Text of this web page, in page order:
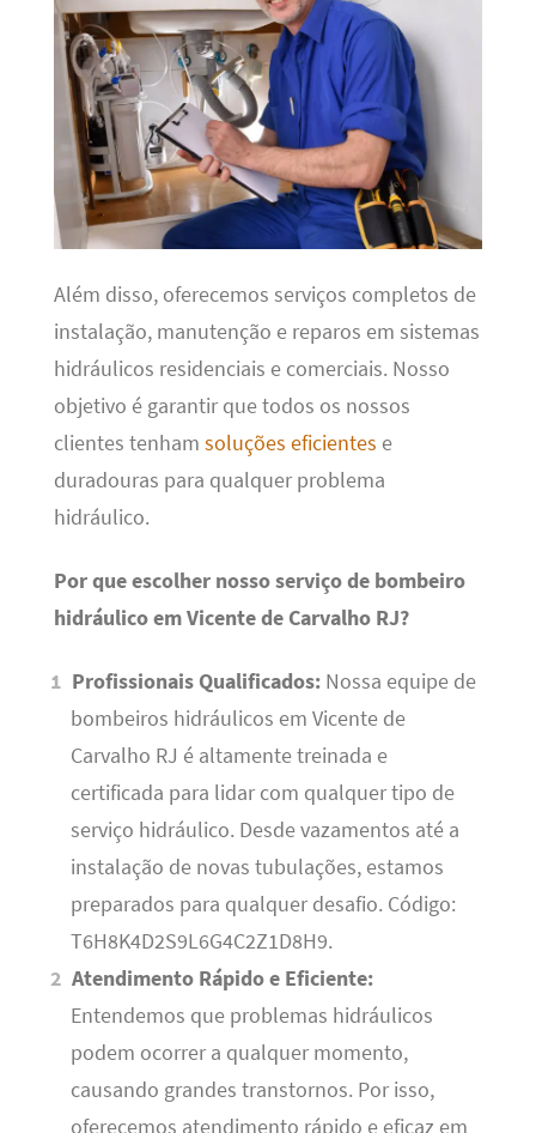
Além disso, oferecemos serviços completos de
instalação, manutenção e reparos em sistemas
hidráulicos residenciais e comerciais. Nosso
objetivo é garantir que todos os nossos
clientes tenham soluções eficientes e
duradouras para qualquer problema
hidráulico.
Por que escolher nosso serviço de bombeiro
hidráulico em Vicente de Carvalho RJ?
Profissionais Qualificados: Nossa equipe de
bombeiros hidráulicos em Vicente de
Carvalho RJ é altamente treinada e
certificada para lidar com qualquer tipo de
serviço hidráulico. Desde vazamentos até a
instalação de novas tubulações, estamos
preparados para qualquer desafio. Código:
T6H8K4D2S9L6G4C2Z1D8H9.
Atendimento Rápido e Eficiente:
Entendemos que problemas hidráulicos
podem ocorrer a qualquer momento,
causando grandes transtornos. Por isso,
oferecemos atendimento rápido e eficaz em